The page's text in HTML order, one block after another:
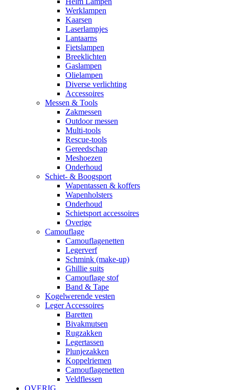
Werklampen
Kaarsen
Laserlampjes
Lantaarns
Fietslampen
Breeklichten
Gaslampen
Olielampen
Diverse verlichting
Accessoires
Messen & Tools
Zakmessen
Outdoor messen
Multi-tools
Rescue-tools
Gereedschap
Meshoezen
Onderhoud
Schiet- & Boogsport
Wapentassen & koffers
Wapenholsters
Onderhoud
Schietsport accessoires
Overige
Camouflage
Camouflagenetten
Legerverf
Schmink (make-up)
Ghillie suits
Camouflage stof
Band & Tape
Kogelwerende vesten
Leger Accessoires
Baretten
Bivakmutsen
Rugzakken
Legertassen
Plunjezakken
Koppelriemen
Camouflagenetten
Veldflessen
OVERIG